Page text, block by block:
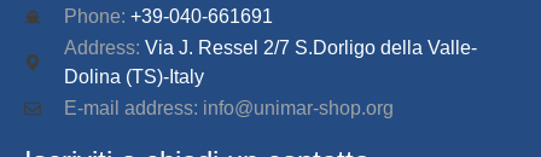
Phone: +39-040-661691
Address: Via J. Ressel 2/7 S.Dorligo della Valle-
Dolina (TS)-Italy
E-mail address: info@unimar-shop.org